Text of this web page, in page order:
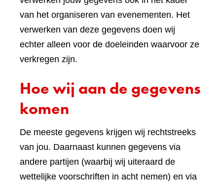
van het organiseren van evenementen. Het
verwerken van deze gegevens doen wij
echter alleen voor de doeleinden waarvoor ze
verkregen zijn.
Hoe wij aan de gegevens
komen
De meeste gegevens krijgen wij rechtstreeks
van jou. Daarnaast kunnen gegevens via
andere partijen (waarbij wij uiteraard de
wettelijke voorschriften in acht nemen) en via